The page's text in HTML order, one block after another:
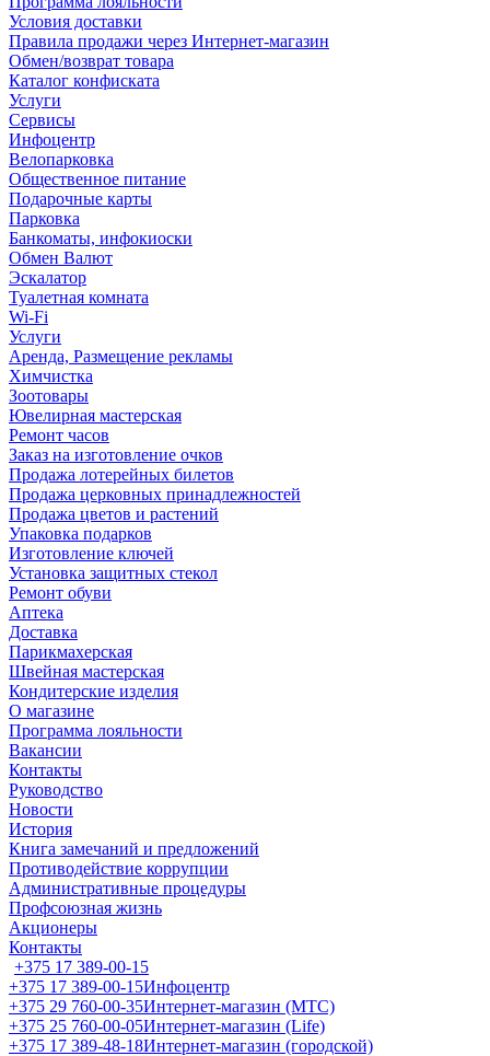
Условия доставки
Правила продажи через Интернет-магазин
Обмен/возврат товара
Каталог конфиската
Услуги
Сервисы
Инфоцентр
Велопарковка
Общественное питание
Подарочные карты
Парковка
Банкоматы, инфокиоски
Обмен Валют
Эскалатор
Туалетная комната
Wi-Fi
Услуги
Аренда, Размещение рекламы
Химчистка
Зоотовары
Ювелирная мастерская
Ремонт часов
Заказ на изготовление очков
Продажа лотерейных билетов
Продажа церковных принадлежностей
Продажа цветов и растений
Упаковка подарков
Изготовление ключей
Установка защитных стекол
Ремонт обуви
Аптека
Доставка
Парикмахерская
Швейная мастерская
Кондитерские изделия
О магазине
Программа лояльности
Вакансии
Контакты
Руководство
Новости
История
Книга замечаний и предложений
Противодействие коррупции
Административные процедуры
Профсоюзная жизнь
Акционеры
Контакты
+375 17 389-00-15
+375 17 389-00-15Инфоцентр
+375 29 760-00-35Интернет-магазин (МТС)
+375 25 760-00-05Интернет-магазин (Life)
+375 17 389-48-18Интернет-магазин (городской)